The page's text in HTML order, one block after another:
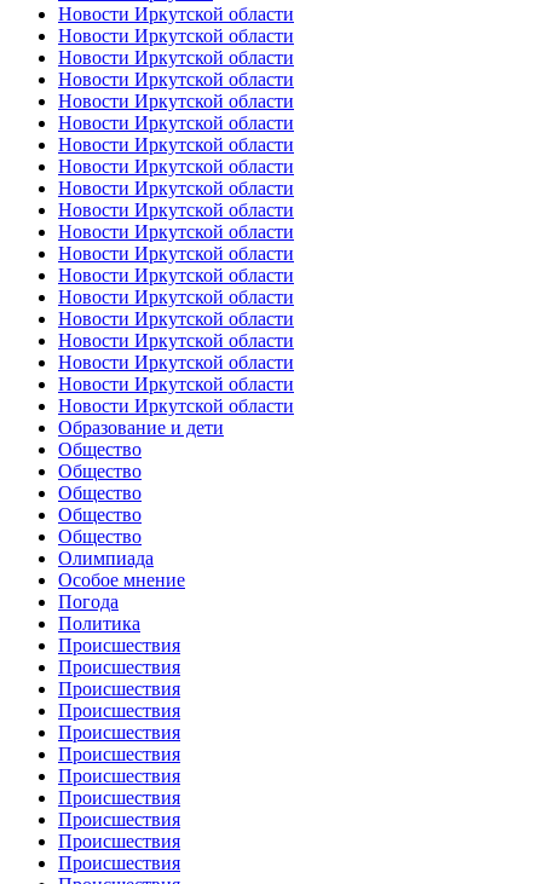
Новости Иркутской области
Новости Иркутской области
Новости Иркутской области
Новости Иркутской области
Новости Иркутской области
Новости Иркутской области
Новости Иркутской области
Новости Иркутской области
Новости Иркутской области
Новости Иркутской области
Новости Иркутской области
Новости Иркутской области
Новости Иркутской области
Новости Иркутской области
Новости Иркутской области
Новости Иркутской области
Новости Иркутской области
Новости Иркутской области
Новости Иркутской области
Образование и дети
Общество
Общество
Общество
Общество
Общество
Олимпиада
Особое мнение
Погода
Политика
Происшествия
Происшествия
Происшествия
Происшествия
Происшествия
Происшествия
Происшествия
Происшествия
Происшествия
Происшествия
Происшествия